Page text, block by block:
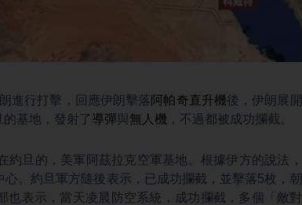
進行打擊，回應伊朗擊落 阿帕奇直升機後，伊朗展開
基地，發射了 導彈與無人機 ，不過都被成功攔截。
旦的，美軍阿茲拉克空軍基地。根據伊方的說法，
。約旦軍方隨後表示，已成功攔截，並擊落5枚，朝
表示，當天凌晨防空系統，成功攔截，多個「敵對